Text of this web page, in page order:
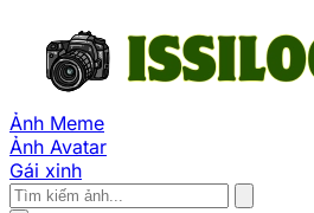
Ảnh Meme
Ảnh Avatar
Gái xinh